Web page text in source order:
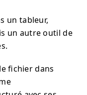
un tableur,
un autre outil de
fichier dans